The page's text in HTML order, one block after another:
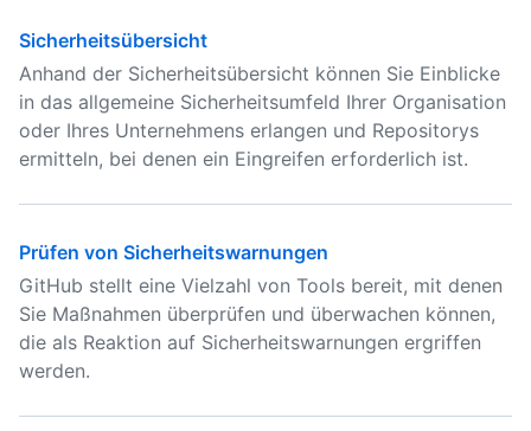
Sicherheitsübersicht
Anhand der Sicherheitsübersicht können Sie Einblicke
in das allgemeine Sicherheitsumfeld Ihrer Organisation
oder Ihres Unternehmens erlangen und Repositorys
ermitteln, bei denen ein Eingreifen erforderlich ist.
Prüfen von Sicherheitswarnungen
GitHub stellt eine Vielzahl von Tools bereit, mit denen
Sie Maßnahmen überprüfen und überwachen können,
die als Reaktion auf Sicherheitswarnungen ergriffen
werden.